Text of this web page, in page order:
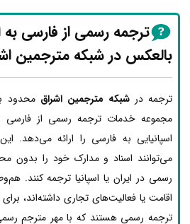
ترجمه رسمی از فارسی به
بالعکس در شبکه مترجمین
ترجمه درشبکه مترجمین اشراق محدود
مجموعه خدمات ترجمه رسمی از فارسی
اسپانیایی به فارسی را ارائه می‌دهد.
می‌توانند اسناد و مدارک خود را بدون
رسمی در ایران یا اسپانیا ترجمه کنند.
اقامت یا فعالیت‌های تجاری داشته‌اند، برای
ترجمه رسمی هستند که با مهر مترجم